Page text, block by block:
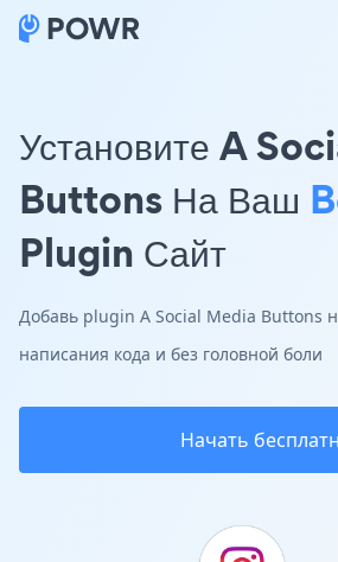
Установите A
Buttons На Ваш
Plugin Сайт
Добавь plugin A Social Media Buttons
написания кода и без головной боли
Начать